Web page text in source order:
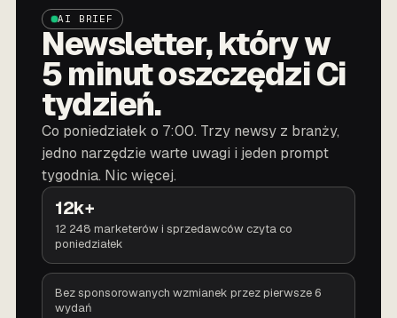
AI BRIEF
Newsletter, który w
5 minut oszczędzi Ci
tydzień.
Co poniedziałek o 7:00. Trzy newsy z branży,
jedno narzędzie warte uwagi i jeden prompt
tygodnia. Nic więcej.
12k+
12 248 marketerów i sprzedawców czyta co
poniedziałek
Bez sponsorowanych wzmianek przez pierwsze 6
wydań